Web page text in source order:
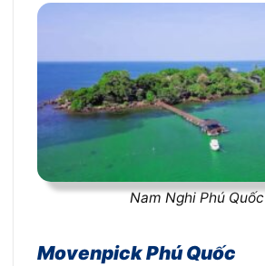
Nam Nghi Phú Quốc
Movenpick Phú Quốc